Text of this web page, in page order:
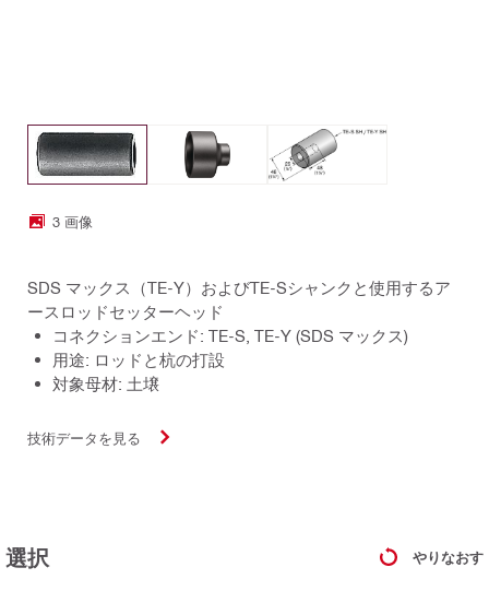
3 画像
SDS マックス（TE-Y）およびTE-Sシャンクと使用するア
ースロッドセッターヘッド
コネクションエンド: TE-S, TE-Y (SDS マックス)
用途: ロッドと杭の打設
対象母材: 土壌
技術データを見る
選択 やりなおす